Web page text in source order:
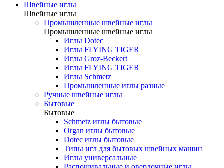
Швейные иглы
Швейные иглы
Промышленные швейные иглы
Промышленные швейные иглы
Иглы Dotec
Иглы FLYING TIGER
Иглы Groz-Beckert
Иглы FLYING TIGER
Иглы Schmetz
Промышленные иглы разные
Ручные швейные иглы
Бытовые
Бытовые
Schmetz иглы бытовые
Organ иглы бытовые
Dotec иглы бытовые
Типы игл для бытовых швейных машин
Иглы универсальные
Распошивальные и оверлочные иглы